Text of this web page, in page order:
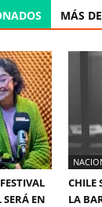
MÁS
EN
CHILE
LA